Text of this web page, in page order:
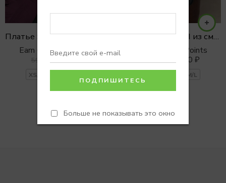
Больше не показывать это окно
Платье SLIM MAXI из смесовой вискозы
Earn 0 Reward Points
5990 ₽ 4990₽
XS/S
Платье SLIM MAXI из смесовой вискозы
Earn 0 Reward Points
4900₽–4990 ₽
M/L